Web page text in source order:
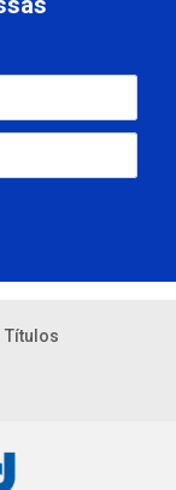
Títulos